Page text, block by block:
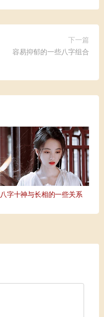
下一篇
容易抑郁的一些八字组合
八字十神与长相的一些关系